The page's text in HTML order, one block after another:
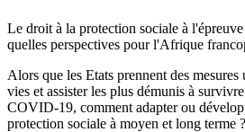
Le droit à la protection sociale à
quelles perspectives pour l'Afrique
Alors que les Etats prennent des mesures
vies et assister les plus démunis à
COVID-19, comment adapter ou
protection sociale à moyen et long terme ?